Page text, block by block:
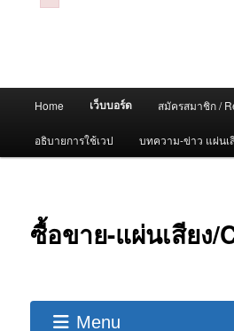
Home เว็บบอร์ด สมัครสมาชิก /
อธิบายการใช้เวป บทความ-ข่าว แผ่นเสี
ซื้อขาย-แผ่นเสียง/
Menu
Failed to initialize plugin: wplink